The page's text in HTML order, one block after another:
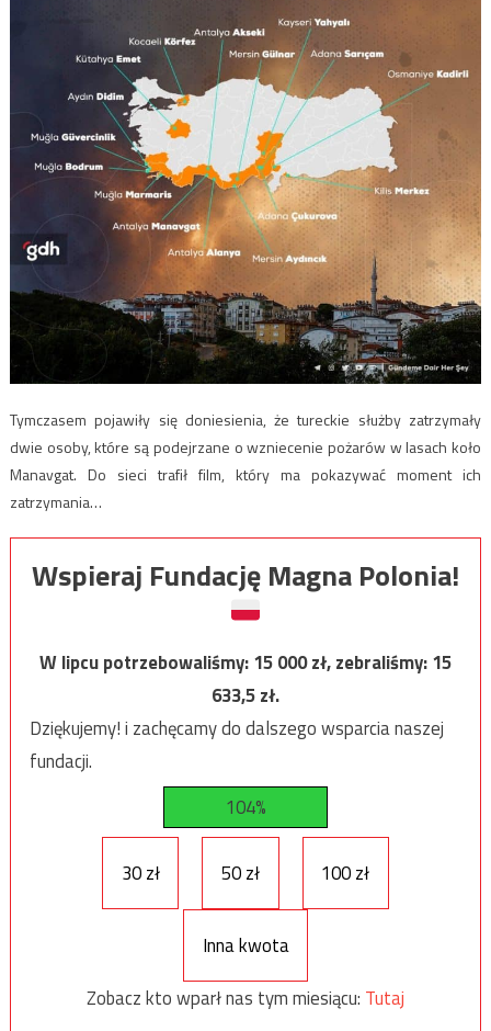
Tymczasem pojawiły się doniesienia, że tureckie służby zatrzymały
dwie osoby, które są podejrzane o wzniecenie pożarów w lasach koło
Manavgat. Do sieci trafił film, który ma pokazywać moment ich
zatrzymania…
Wspieraj Fundację Magna Polonia!
W lipcu potrzebowaliśmy:15 000zł, zebraliśmy:15
633,5zł.
Dziękujemy! i zachęcamy do dalszego wsparcia naszej
fundacji.
104%
30 zł 50 zł 100 zł
Inna kwota
Zobacz kto wparł nas tym miesiącu: Tutaj